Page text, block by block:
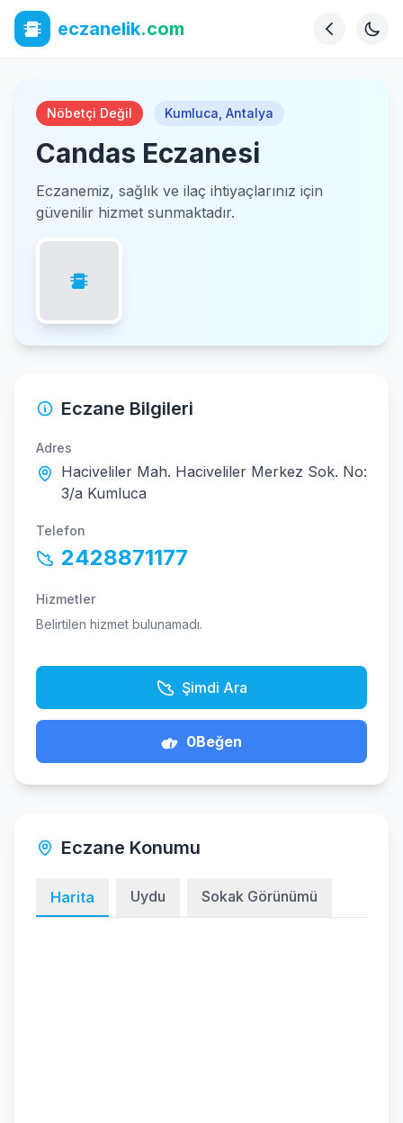
eczanelik.com
Nöbetçi Değil Kumluca Antalya
Candas Eczanesi
Eczanemiz, sağlık ve ilaç ihtiyaçlarınız için
güvenilir hizmet sunmaktadır.
Eczane Bilgileri
Adres
Haciveliler Mah. Haciveliler Merkez Sok. No:
3/a Kumluca
Telefon
2428871177
Hizmetler
Belirtilen hizmet bulunamadı.
Şimdi Ara
0Beğen
Eczane Konumu
Harita Uydu Sokak Görünümü